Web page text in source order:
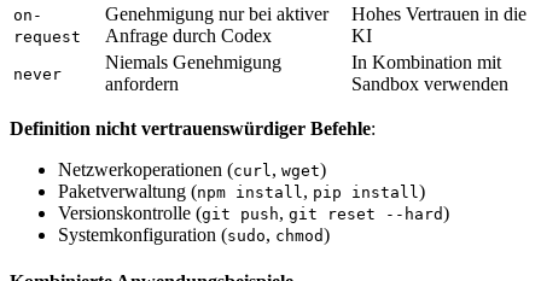
on-
request
Genehmigung nur bei aktiver
Anfrage durch Codex
Hohes Vertrauen in die
KI
never
Niemals Genehmigung
anfordern
In Kombination mit
Sandbox verwenden
Definition nicht vertrauenswürdiger Befehle:
Netzwerkoperationen (curl, wget)
Paketverwaltung (npm install, pip install)
Versionskontrolle (git push, git reset --hard)
Systemkonfiguration (sudo, chmod)